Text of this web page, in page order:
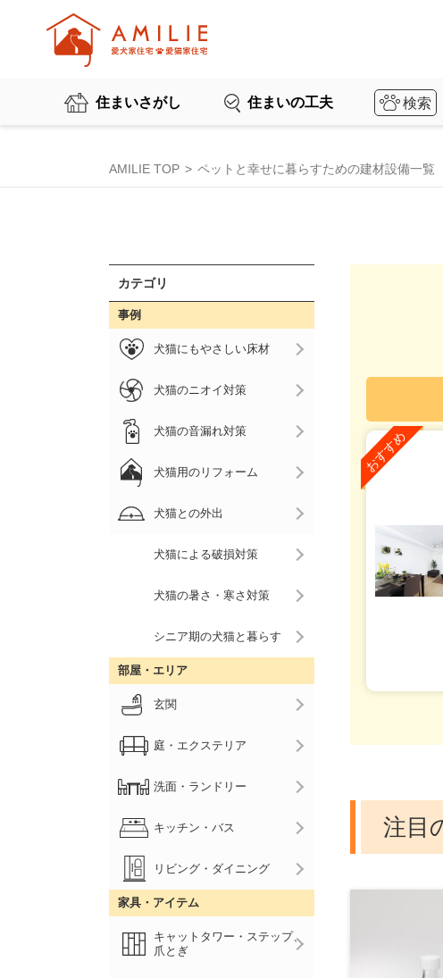
住まいさがし 住まいの工夫
AMILIE TOP ペットと幸せに暮らすための建材設備一覧
注目
カテゴリ
事例
犬猫にもやさしい床材
犬猫のニオイ対策
犬猫の音漏れ対策
犬猫用のリフォーム
犬猫との外出
犬猫による破損対策
犬猫の暑さ・寒さ対策
シニア期の犬猫と暮らす
部屋・エリア
玄関
庭・エクステリア
洗面・ランドリー
キッチン・バス
リビング・ダイニング
家具・アイテム
キャットタワー・ステップ、
爪とぎ